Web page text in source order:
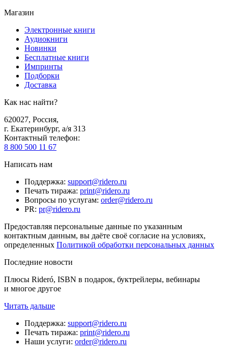
Магазин
Электронные книги
Аудиокниги
Новинки
Бесплатные книги
Импринты
Подборки
Доставка
Как нас найти?
620027, Россия,
г. Екатеринбург, а/я 313
Контактный телефон:
8 800 500 11 67
Написать нам
Поддержка: support@ridero.ru
Печать тиража: print@ridero.ru
Вопросы по услугам: order@ridero.ru
PR: pr@ridero.ru
Предоставляя персональные данные по указанным
контактным данным, вы даёте своё согласие на условиях,
определенных Политикой обработки персональных данных
Последние новости
Плюсы Rideró, ISBN в подарок, буктрейлеры, вебинары
и многое другое
Читать дальше
Поддержка: support@ridero.ru
Печать тиража: print@ridero.ru
Наши услуги: order@ridero.ru